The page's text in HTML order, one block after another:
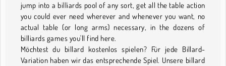
jump into a billiards pool of any sort, get all the table action
you could ever need wherever and whenever you want, no
actual table (or long arms) necessary, in the dozens of
billiards games you'll find here.
Möchtest du billard kostenlos spielen? Für jede Billard-
Variation haben wir das entsprechende Spiel. Unsere billard